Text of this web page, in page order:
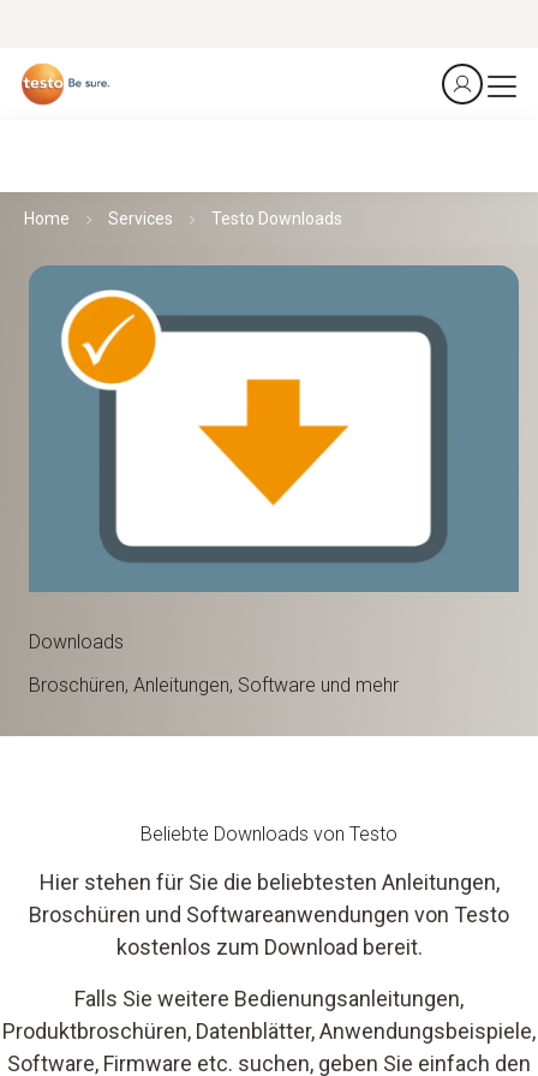
Home Services Testo Downloads
Downloads
Broschüren, Anleitungen, Software und mehr
Beliebte Downloads von Testo
Hier stehen für Sie die beliebtesten Anleitungen,
Broschüren und Softwareanwendungen von Testo
kostenlos zum Download bereit.
Falls Sie weitere Bedienungsanleitungen,
Produktbroschüren, Datenblätter, Anwendungsbeispiele,
Software, Firmware etc. suchen, geben Sie einfach den